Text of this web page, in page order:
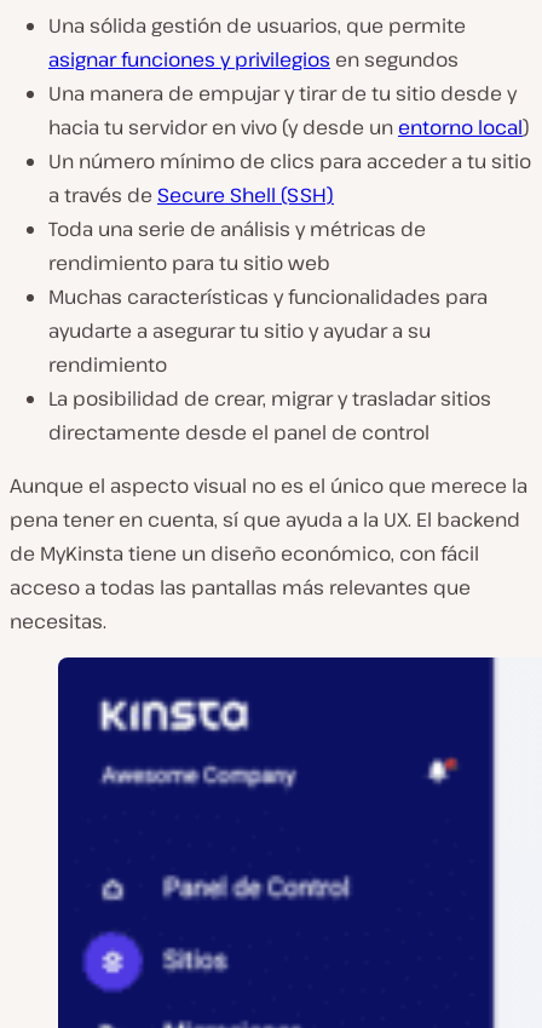
Una sólida gestión de usuarios, que permite
asignar funciones y privilegios en segundos
Una manera de empujar y tirar de tu sitio desde y
hacia tu servidor en vivo (y desde un entorno local)
Un número mínimo de clics para acceder a tu sitio
a través de Secure Shell (SSH)
Toda una serie de análisis y métricas de
rendimiento para tu sitio web
Muchas características y funcionalidades para
ayudarte a asegurar tu sitio y ayudar a su
rendimiento
La posibilidad de crear, migrar y trasladar sitios
directamente desde el panel de control
Aunque el aspecto visual no es el único que merece la
pena tener en cuenta, sí que ayuda a la UX. El backend
de MyKinsta tiene un diseño económico, con fácil
acceso a todas las pantallas más relevantes que
necesitas.